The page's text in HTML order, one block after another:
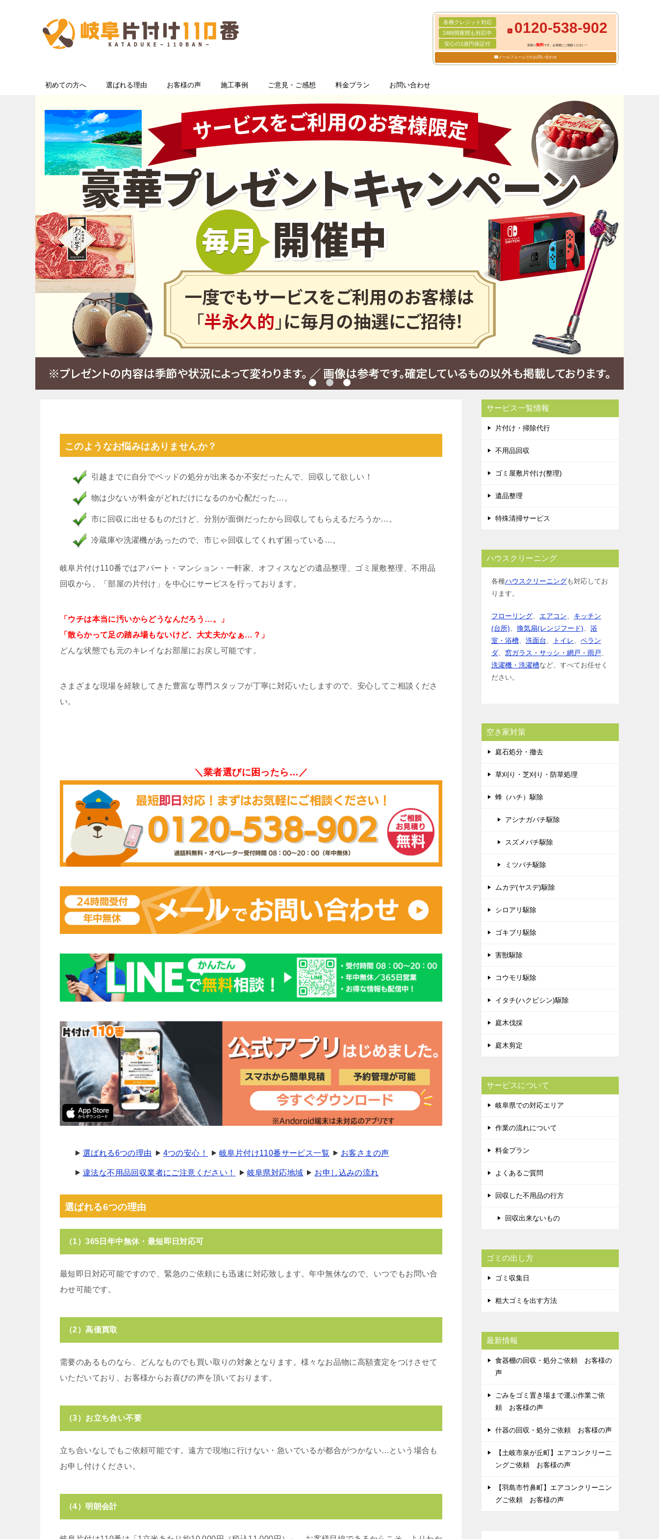
各種クレジット対応
24時間夜間も対応中
安心の1億円保証付
0120-538-902
見積り無料です。お気軽にご相談ください！
メールフォームでのお問い合わせ
初めての方へ 選ばれる理由 お客様の声 施工事例 ご意見・ご感想 料金プラン お問い合わせ
このようなお悩みはありませんか？
引越までに自分でベッドの処分が出来るか不安だったんで、回収して欲しい！
物は少ないが料金がどれだけになるのか心配だった…。
市に回収に出せるものだけど、分別が面倒だったから回収してもらえるだろうか…。
冷蔵庫や洗濯機があったので、市じゃ回収してくれず困っている…。
岐阜片付け110番ではアパート・マンション・一軒家、オフィスなどの遺品整理、ゴミ屋敷整理、不用品
回収から、「部屋の片付け」を中心にサービスを行っております。
「ウチは本当に汚いからどうなんだろう…。」
「散らかって足の踏み場もないけど、大丈夫かなぁ…？」
どんな状態でも元のキレイなお部屋にお戻し可能です。
さまざまな現場を経験してきた豊富な専門スタッフが丁寧に対応いたしますので、安心してご相談くださ
い。
＼業者選びに困ったら…／
選ばれる6つの理由 4つの安心！ 岐阜片付け110番サービス一覧 お客さまの声
違法な不用品回収業者にご注意ください！ 岐阜県対応地域 お申し込みの流れ
選ばれる6つの理由
（1）365日年中無休・最短即日対応可
最短即日対応可能ですので、緊急のご依頼にも迅速に対応致します。年中無休なので、いつでもお問い合
わせ可能です。
（2）高価買取
需要のあるものなら、どんなものでも買い取りの対象となります。様々なお品物に高額査定をつけさせて
いただいており、お客様からお喜びの声を頂いております。
（3）お立ち合い不要
立ち合いなしでもご依頼可能です。遠方で現地に行けない・急いでいるが都合がつかない…という場合も
お申し付けください。
（4）明朗会計
サービス一覧情報
片付け・掃除代行
不用品回収
ゴミ屋敷片付け(整理)
遺品整理
特殊清掃サービス
ハウスクリーニング
各種ハウスクリーニングも対応してお
ります。
フローリング エアコン
キッチン
(台所)
換気扇(レンジフード)
浴
室・浴槽
洗面台 トイレ
ベラン
ダ
窓ガラス・サッシ・網戸・雨戸
洗濯機・洗濯槽など、すべてお任せく
ださい。
空き家対策
庭石処分・撤去
草刈り・芝刈り・防草処理
蜂（ハチ）駆除
アシナガバチ駆除
スズメバチ駆除
ミツバチ駆除
ムカデ(ヤスデ)駆除
シロアリ駆除
ゴキブリ駆除
害獣駆除
コウモリ駆除
イタチ(ハクビシン)駆除
庭木伐採
庭木剪定
サービスについて
岐阜県での対応エリア
作業の流れについて
料金プラン
よくあるご質問
回収した不用品の行方
回収出来ないもの
ゴミの出し方
ゴミ収集日
粗大ゴミを出す方法
最新情報
食器棚の回収・処分ご依頼 お客様の
声
ごみをゴミ置き場まで運ぶ作業ご依
頼 お客様の声
什器の回収・処分ご依頼 お客様の声
【土岐市泉が丘町】エアコンクリーニ
ングご依頼 お客様の声
【羽島市竹鼻町】エアコンクリーニン
グご依頼 お客様の声